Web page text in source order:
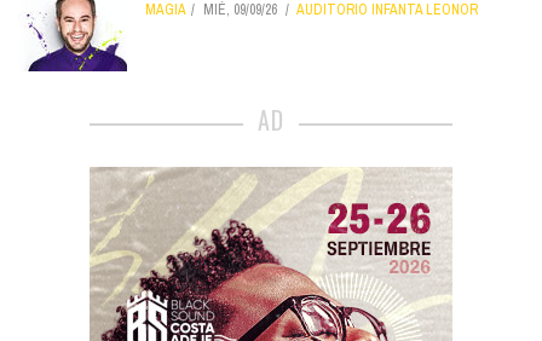
MAGIA MIÉ, 09/09/26 AUDITORIO INFANTA LEONOR
AD